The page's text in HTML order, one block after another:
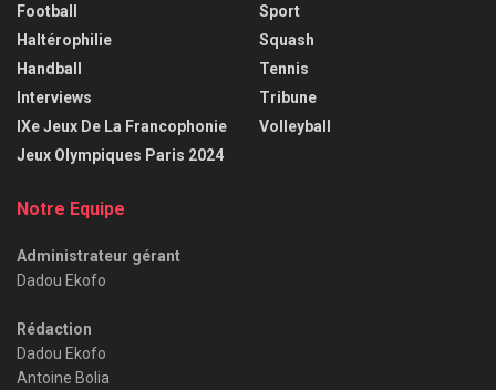
Football
Haltérophilie
Handball
Interviews
IXe Jeux De La Francophonie
Jeux Olympiques Paris 2024
Sport
Squash
Tennis
Tribune
Volleyball
Notre Equipe
Administrateur gérant
Dadou Ekofo
Rédaction
Dadou Ekofo
Antoine Bolia